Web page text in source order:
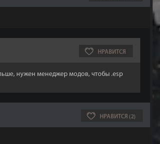
НРАВИТСЯ
нужен менеджер модов, чтобы .esp
НРАВИТСЯ (2)